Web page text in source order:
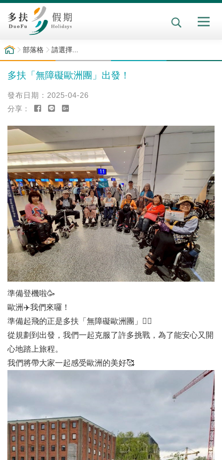
部落格 請選擇...
多扶「無障礙歐洲團」出發！
2025-04-26
準備登機啦🥳
歐洲✈️我們來囉！
準備起飛的正是多扶「無障礙歐洲團」✌🏻
從規劃到出發，我們一起克服了許多挑戰，為了能安心又開
心地踏上旅程。
我們將帶大家一起感受歐洲的美好🥰